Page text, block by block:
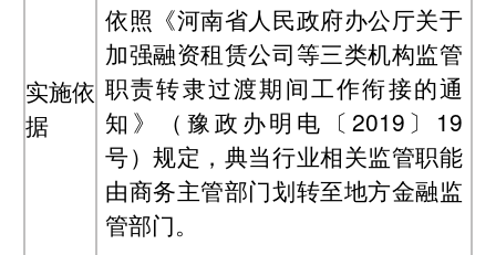
实施依
据
依照《河南省人民政府办公厅关于
加强融资租赁公司等三类机构监管
职责转隶过渡期间工作衔接的通
知》（豫政办明电〔2019〕19
号）规定，典当行业相关监管职能
由商务主管部门划转至地方金融监
管部门。